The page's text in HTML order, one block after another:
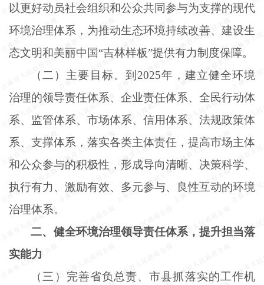
以更好动员社会组织和公众共同参与为支撑的现代
环境治理体系，为推动生态环境持续改善、建设生
态文明和美丽中国“吉林样板”提供有力制度保障。
（二）主要目标。到 2025年，建立健全环境
治理的领导责任体系、企业责任体系、全民行动体
系、监管体系、市场体系、信用体系、法规政策体
系、支撑体系，落实各类主体责任，提高市场主体
和公众参与的积极性，形成导向清晰、决策科学、
执行有力、激励有效、多元参与、良性互动的环境
治理体系。
二、健全环境治理领导责任体系，提升担当落
实能力
（三）完善省负总责、市县抓落实的工作机